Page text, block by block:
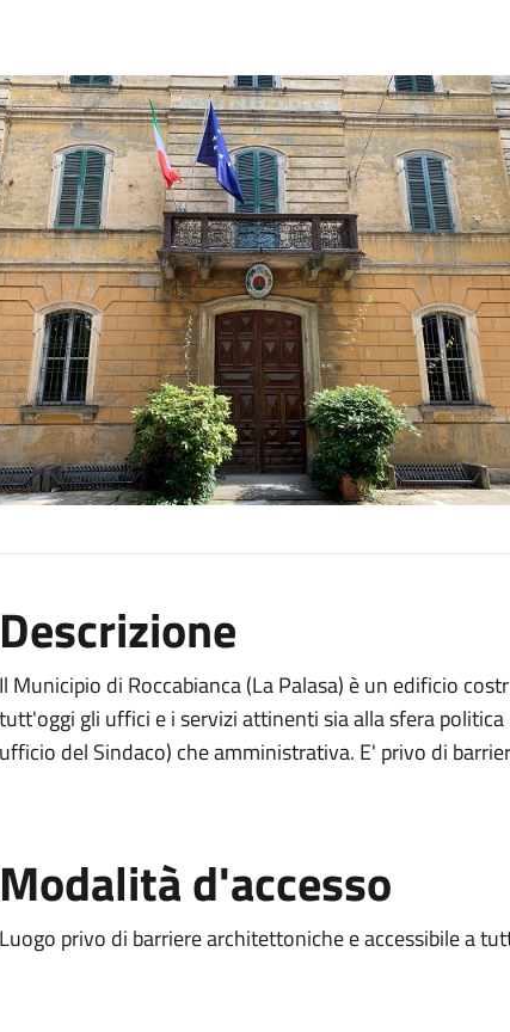
Descrizione
Il Municipio di Roccabianca (La Palasa) è un edificio
tutt'oggi gli uffici e i servizi attinenti sia alla sfera
ufficio del Sindaco) che amministrativa. E' privo di
Modalità d'accesso
Luogo privo di barriere architettoniche e accessibile a